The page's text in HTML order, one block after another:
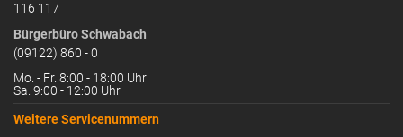
116 117
Bürgerbüro Schwabach
(09122) 860 - 0
Mo. - Fr. 8:00 - 18:00 Uhr
Sa. 9:00 - 12:00 Uhr
Weitere Servicenummern